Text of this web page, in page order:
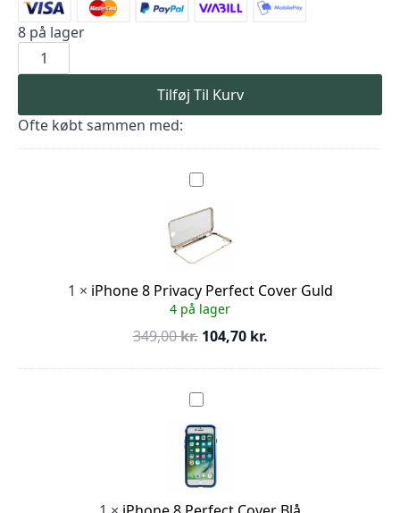
8 på lager
iPhone
Privacy
Blå
antal
Tilføj Til Kurv
Ofte købt sammen med:
iPhone
8
Privacy
Perfect
Cover
Guld
1 × iPhone 8 Privacy Perfect Cover Guld
4 på lager
349,00kr. Den
pris
var:
104,70 kr.Den
pris
iPhone
8
Perfect
Cover
Blå